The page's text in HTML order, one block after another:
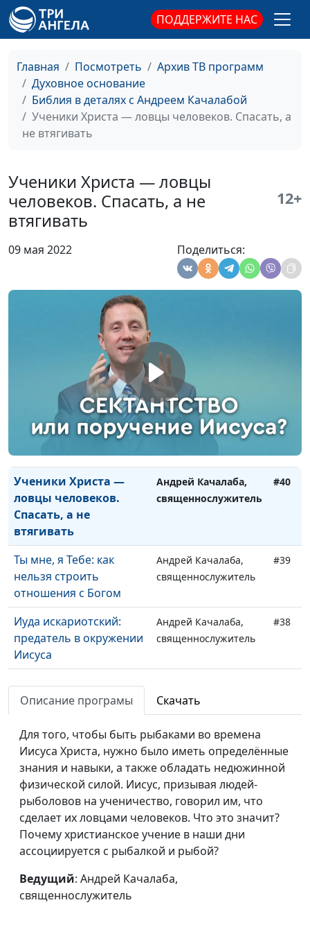
ПОДДЕРЖИТЕ НАС
Главная Посмотреть
Архив ТВ программ
Духовное основание
Библия в деталях с Андреем Качалабой
Ученики Христа — ловцы человеков. Спасать, а
не втягивать
Ученики Христа — ловцы
человеков. Спасать, а не
втягивать
12+
09 мая 2022 Поделиться:
Исход из Египта:
золотой телец
Андрей Качалаба,
священнослужитель
#49
Клевета: как
избавиться от греха уст
Андрей Качалаба,
Гражданский брак:
точка зрения Библии
Андрей Качалаба,
#47
когда Христос
священнослужитель
Кого Бог не спасёт?
Андрей Качалаба,
#44
Смерть. Что будет
священнослужитель
Цена лукавства:
внутренний и внешний
мир человека
Андрей Качалаба,
священнослужитель
Распутство и
благодать. В чём связь?
Андрей Качалаба,
священнослужитель
#41
Ученики Христа —
ловцы человеков.
Спасать, а не
втягивать
Андрей Качалаба,
священнослужитель
#40
Ты мне, я Тебе: как
нельзя строить
отношения с Богом
Андрей Качалаба,
священнослужитель
#39
Иуда искариотский:
предатель в окружении
Иисуса
Андрей Качалаба,
священнослужитель
#38
Плоды Духа или
духовное бесплодие
священнослужитель
Что значит быть
мудрым, как змея, или
простым, как голубь?
Андрей Качалаба,
священнослужитель
Как одеваться по-
христиански (вторая
часть)
Андрей Качалаба,
священнослужитель
Как одеваться по-
часть)
Андрей Качалаба,
Описание програмы Скачать
Для того, чтобы быть рыбаками во времена
Иисуса Христа, нужно было иметь определённые
знания и навыки, а также обладать недюжинной
физической силой. Иисус, призывая людей-
рыболовов на ученичество, говорил им, что
сделает их ловцами человеков. Что это значит?
Почему христианское учение в наши дни
ассоциируется с рыбалкой и рыбой?
Ведущий: Андрей Качалаба,
священнослужитель